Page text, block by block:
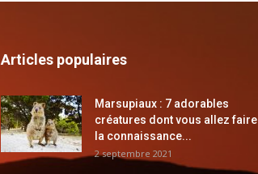
Articles populaires
Marsupiaux : 7 adorables
créatures dont vous allez faire
la connaissance...
2 septembre 2021